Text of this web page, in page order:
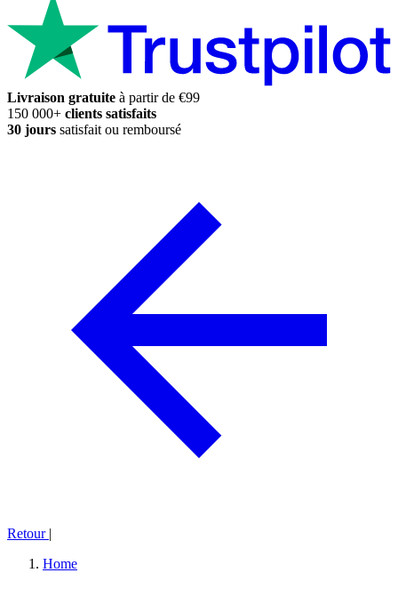
Livraison gratuite à partir de €99
150 000+ clients satisfaits
30 jours satisfait ou remboursé
Retour |
Home